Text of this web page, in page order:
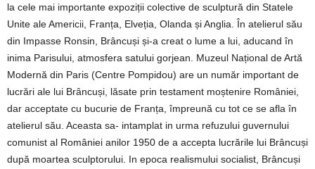
la cele mai importante expoziții colective de sculptură din Statele
Unite ale Americii, Franța, Elveția, Olanda și Anglia. În atelierul său
din Impasse Ronsin, Brâncuși și-a creat o lume a lui, aducand în
inima Parisului, atmosfera satului gorjean. Muzeul Național de Artă
Modernă din Paris (Centre Pompidou) are un număr important de
lucrări ale lui Brâncuși, lăsate prin testament moștenire României,
dar acceptate cu bucurie de Franța, împreună cu tot ce se afla în
atelierul său. Aceasta sa- intamplat in urma refuzului guvernului
comunist al României anilor 1950 de a accepta lucrările lui Brâncuși
după moartea sculptorului. In epoca realismului socialist, Brâncuși